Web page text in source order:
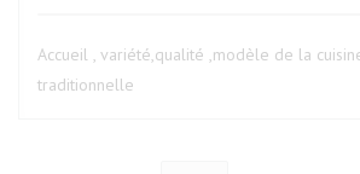
Accueil , variété,qualité ,modèle de la
traditionnelle